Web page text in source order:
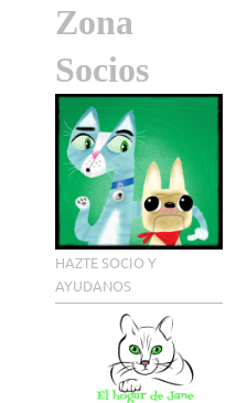
Zona
Socios
HAZTE SOCIO Y
AYUDANOS